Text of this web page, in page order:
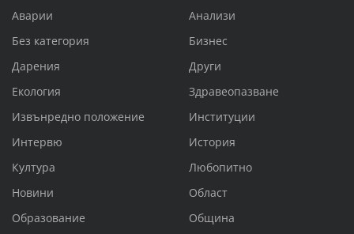
Аварии
Анализи
Без категория
Бизнес
Дарения
Други
Екология
Здравеопазване
Извънредно положение
Институции
Интервю
История
Култура
Любопитно
Новини
Област
Образование
Община